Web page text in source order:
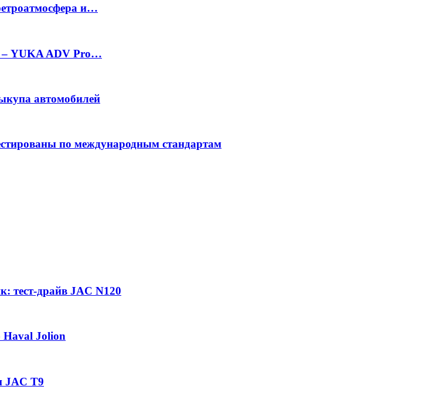
и…
– YUKA ADV Pro…
автомобилей
по международным стандартам
тест-драйв JAC N120
Haval Jolion
JAC T9